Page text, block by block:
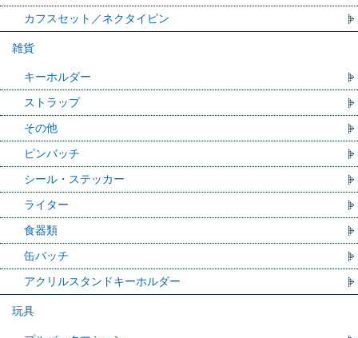
カフスセット／ネクタイピン
雑貨
キーホルダー
ストラップ
その他
ピンバッチ
シール・ステッカー
ライター
食器類
缶バッチ
アクリルスタンドキーホルダー
玩具